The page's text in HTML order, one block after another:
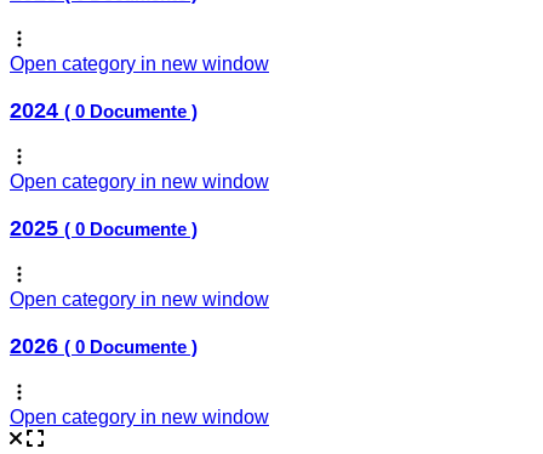
Open category in new window
2024 ( 0 Documente )
Open category in new window
2025 ( 0 Documente )
Open category in new window
2026 ( 0 Documente )
Open category in new window